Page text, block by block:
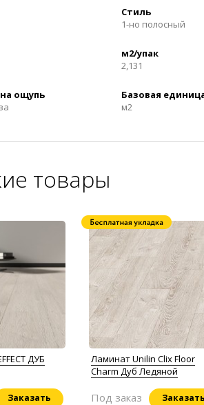
Стиль
1-но полосный
м2/упак
2,131
ощупь
Базовая
м2
товары
ДУБ
Заказать
Ламинат Unilin Clix Floor
Charm Дуб Ледяной
Заказать
Под заказ